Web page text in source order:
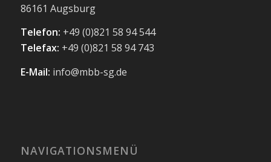
86161 Augsburg
Telefon: +49 (0)821 58 94 544
Telefax: +49 (0)821 58 94 743
E-Mail: info@mbb-sg.de
NAVIGATIONSMENÜ